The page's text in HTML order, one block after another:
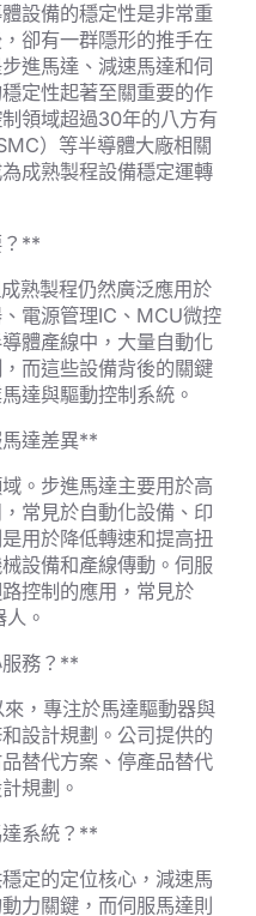
設備的穩定性是非常重
卻有一群隱形的推手在
進馬達、減速馬達和伺
定性起著至關重要的作
領域超過30年的八方有
）等半導體大廠相關
成熟製程設備穩定運轉
？**
熟製程仍然廣泛應用於
電源管理IC、MCU微控
體產線中，大量自動化
而這些設備背後的關鍵
達與驅動控制系統。
達差異**
。步進馬達主要用於高
常見於自動化設備、印
用於降低轉速和提高扭
設備和產線傳動。伺服
控制的應用，常見於
。
務？**
，專注於馬達驅動器與
設計規劃。公司提供的
替代方案、停產品替代
規劃。
系統？**
定的定位核心，減速馬
力關鍵，而伺服馬達則